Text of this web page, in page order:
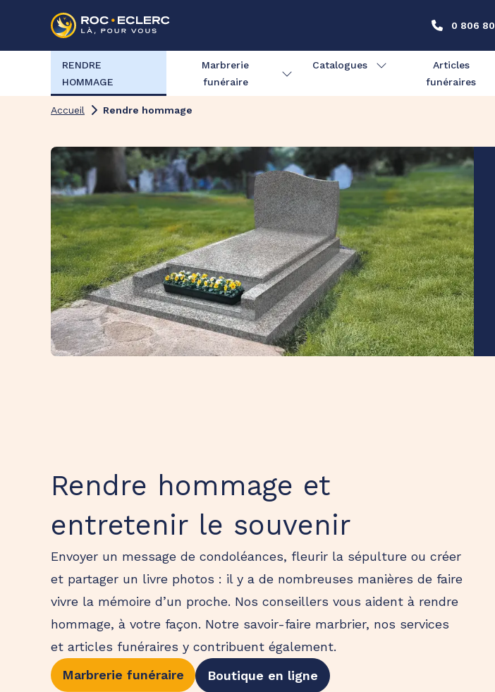
0 806
RENDRE
HOMMAGE
Marbrerie
funéraire
Catalogues
Articles
funéraires
Accueil Rendre hommage
Rendre hommage et
entretenir le souvenir
Envoyer un message de condoléances, fleurir la sépulture ou créer
et partager un livre photos : il y a de nombreuses manières de faire
vivre la mémoire d’un proche. Nos conseillers vous aident à rendre
hommage, à votre façon. Notre savoir-faire marbrier, nos services
et articles funéraires y contribuent également.
Marbrerie funéraire
Boutique en ligne